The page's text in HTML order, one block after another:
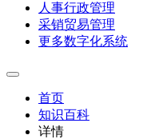
人事行政管理
采销贸易管理
更多数字化系统
首页
知识百科
详情